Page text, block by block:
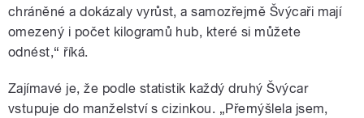
chráněné a dokázaly vyrůst, a samozřejmě Švýcaři mají
omezený i počet kilogramů hub, které si můžete
odnést,“ říká.
Zajímavé je, že podle statistik každý druhý Švýcar
vstupuje do manželství s cizinkou. „Přemýšlela jsem,